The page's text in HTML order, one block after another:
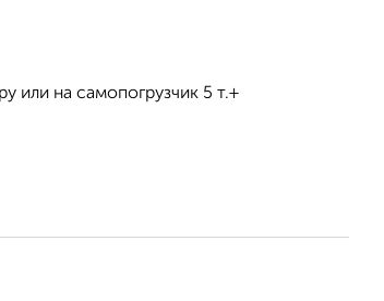
или на самопогрузчик 5 т.+